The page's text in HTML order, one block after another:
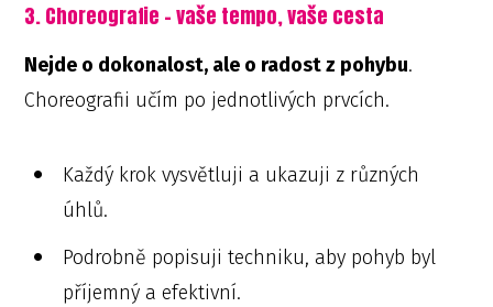
3. Choreografie – vaše tempo, vaše cesta
Nejde o dokonalost, ale o radost z pohybu.
Choreografii učím po jednotlivých prvcích.
Každý krok vysvětluji a ukazuji z různých
úhlů.
Podrobně popisuji techniku, aby pohyb byl
příjemný a efektivní.